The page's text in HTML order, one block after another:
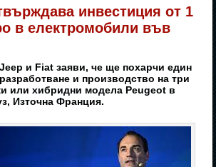
инвестиция от 1
в електромобили във
и Fiat заяви, че ще похарчи един
и производство на три
или хибридни модела Peugeot в
Източна Франция.